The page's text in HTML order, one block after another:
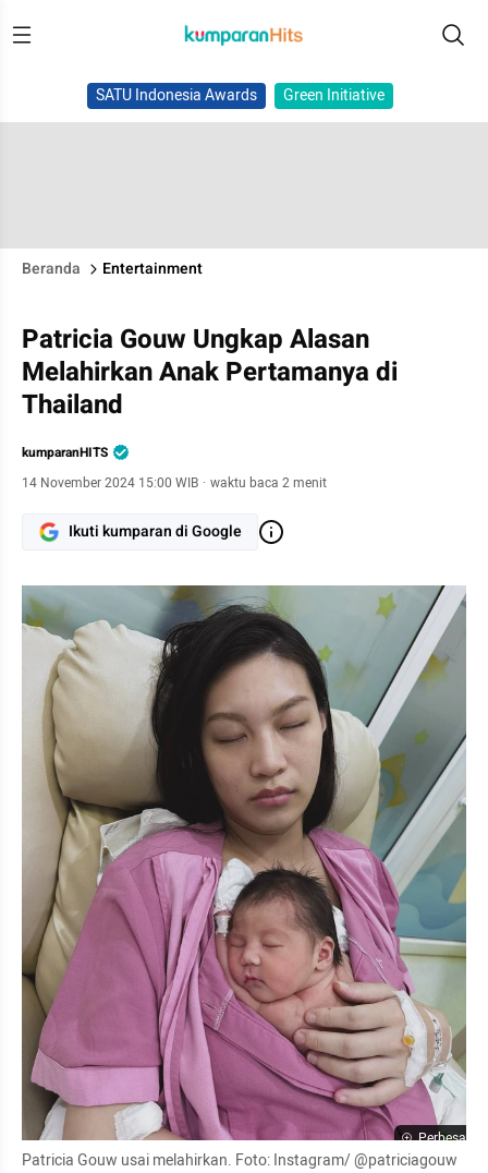
SATU Indonesia Awards Green Initiative
Beranda Entertainment
Patricia Gouw Ungkap Alasan
Melahirkan Anak Pertamanya di
Thailand
kumparanHITS
14 November 2024 15:00 WIB · waktu baca 2 menit
Ikuti kumparan di Google
Perbesar
Patricia Gouw usai melahirkan. Foto: Instagram/ @patriciagouw